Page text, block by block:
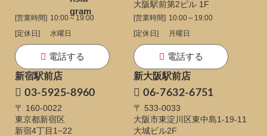
[営業時間] 10:00～19:00
[定休日]
水曜日
電話する
大阪駅前第2ビル 1F
[営業時間] 10:00～19:00
[定休日]
月曜日
電話する
新宿駅前店
03-5925-8960
〒 160-0022
東京都新宿区
新宿4丁目1−22
新大阪駅前店
06-7632-6751
〒 533-0033
大阪市東淀川区東中島1-19-11
大城ビル2F